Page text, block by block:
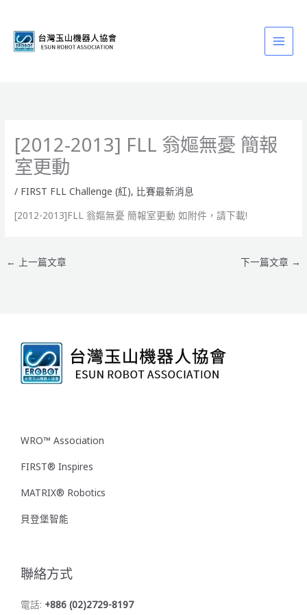
[2012-2013] FLL 翁嫗無憂 簡報
室更動
/ FIRST FLL Challenge (紅), 比賽最新消息
[2012-2013]FLL 翁嫗無憂 簡報室更動 如附件，請下載!
← 上一篇文章 下一篇文章 →
WRO™ Association
FIRST® Inspires
MATRIX® Robotics
貝登堡智能
聯絡方式
電話: +886 (02)2729-8197